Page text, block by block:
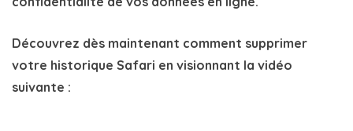
Découvrez dès maintenant comment supprimer
votre historique Safari en visionnant la vidéo
suivante :